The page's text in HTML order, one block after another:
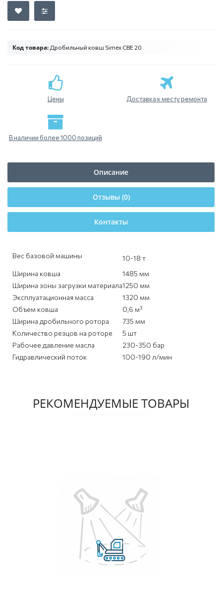
Код товара: Дробильный ковш Simex CBE 20
Цены Доставка к месту ремонта
В наличии более 1000 позиций
Описание
Отзывы (0)
Контакты
Вес базовой машины
10-18 т
Ширина ковша
1485 мм
Ширина зоны загрузки материала1250 мм
Эксплуатационная масса
1320 мм
Объем ковша
0,6 м3
Ширина дробильного ротора
735 мм
Количество резцов на роторе
5 шт
Рабочее давление масла
230-350 бар
Гидравлический поток
100-190 л/мин
РЕКОМЕНДУЕМЫЕ ТОВАРЫ